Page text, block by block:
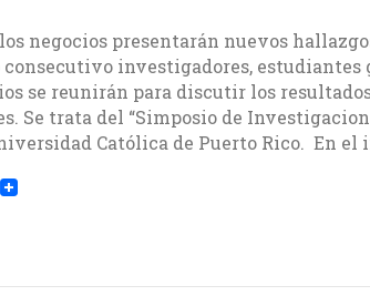
negocios presentarán nuevos
consecutivo investigadores,
se reunirán para discutir los
Se trata del “Simposio de
Católica de Puerto Rico. En el
G
m